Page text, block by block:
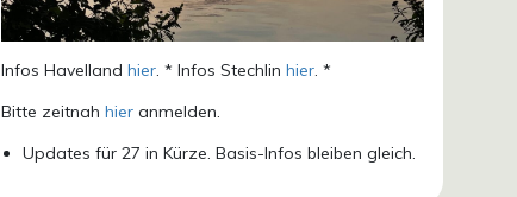
Infos Havellandhier. * Infos Stechlinhier. *
Bitte zeitnahhier anmelden.
Updates für 27 in Kürze. Basis-Infos bleiben gleich.